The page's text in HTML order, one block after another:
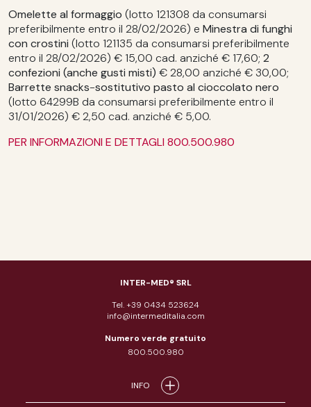
Omelette al formaggio (lotto 121308 da consumarsi
preferibilmente entro il 28/02/2026) e Minestra di funghi
con crostini (lotto 121135 da consumarsi preferibilmente
entro il 28/02/2026) € 15,00 cad. anziché € 17,60; 2
confezioni (anche gusti misti) € 28,00 anziché € 30,00;
Barrette snacks-sostitutivo pasto al cioccolato nero
(lotto 64299B da consumarsi preferibilmente entro il
31/01/2026) € 2,50 cad. anziché € 5,00.
PER INFORMAZIONI E DETTAGLI 800.500.980
INTER-MED® SRL
Tel. +39 0434 523624
info@intermeditalia.com
Numero verde gratuito
800.500.980
INFO